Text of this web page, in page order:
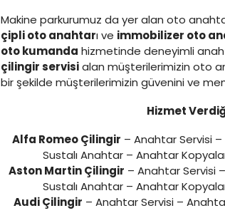
Makine parkurumuz da yer alan oto
çipli oto anahtarı ve immobilizer oto
oto kumanda hizmetinde deneyimli
çilingir servisialan müşterilerimizin oto
bir şekilde müşterilerimizin güvenini ve
Hizmet
Alfa Romeo Çilingir – Anahtar Servisi
Sustalı Anahtar – Anahtar
Aston Martin Çilingir – Anahtar Servisi
Sustalı Anahtar – Anahtar
Audi Çilingir – Anahtar Servisi –